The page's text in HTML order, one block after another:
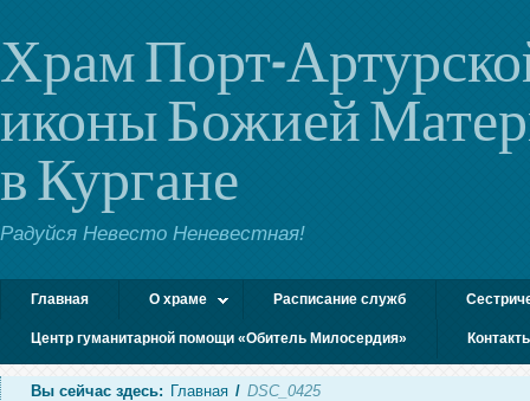
Храм Порт-
иконы Божией
в Кургане
Радуйся Невесто Неневестная!
Главная О храме Расписание служб
Центр гуманитарной помощи «Обитель Милосердия»
Вы сейчас здесь: Главная / DSC_0425